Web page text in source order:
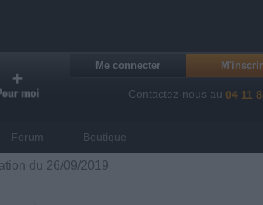
Me connecter
Contactez-nous au 04 11
Forum Boutique
du 26/09/2019